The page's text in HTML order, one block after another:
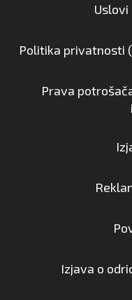
Politika privatnosti
Prava
Izjava o